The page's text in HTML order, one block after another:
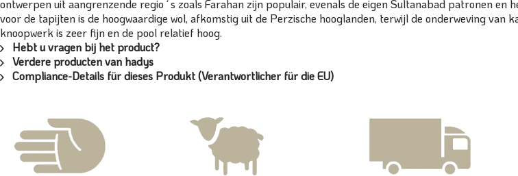
ontwerpen uit aangrenzende regio´s zoals Farahan zijn populair, evenals de eigen Sultanabad patronen
voor de tapijten is de hoogwaardige wol, afkomstig uit de Perzische hooglanden, terwijl de onderweving van
knoopwerk is zeer fijn en de pool relatief hoog.
Hebt u vragen bij het product?
Verdere producten van hadys
Compliance-Details für dieses Produkt (Verantwortlicher für die EU)